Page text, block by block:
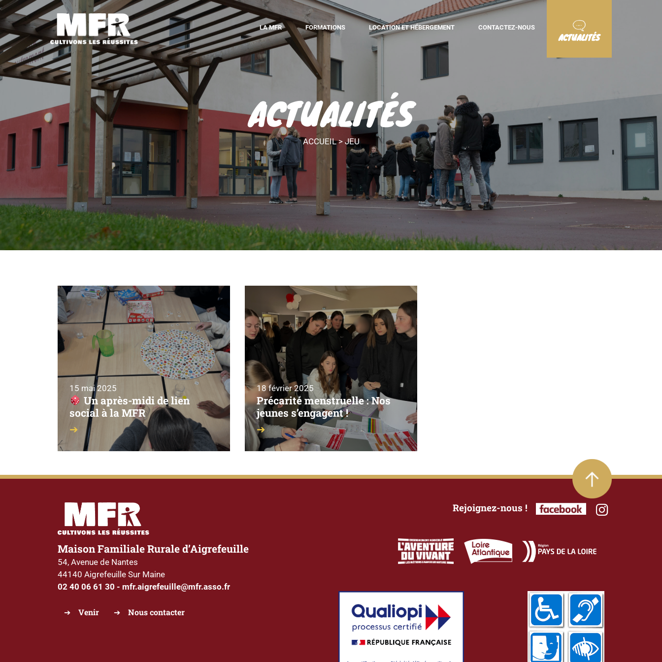
LA MFR FORMATIONS LOCATION ET HÉBERGEMENT CONTACTEZ-NOUS
ACTUALITÉS
ACTUALITÉS
ACCUEIL> JEU
15 mai 2025
Un après-midi de lien
social à la MFR
18 février 2025
Précarité menstruelle : Nos
jeunes s’engagent !
Maison Familiale Rurale d’Aigrefeuille
54, Avenue de Nantes
44140 Aigrefeuille Sur Maine
02 40 06 61 30 - mfr.aigrefeuille@mfr.asso.fr
Venir Nous contacter
Rejoignez-nous !